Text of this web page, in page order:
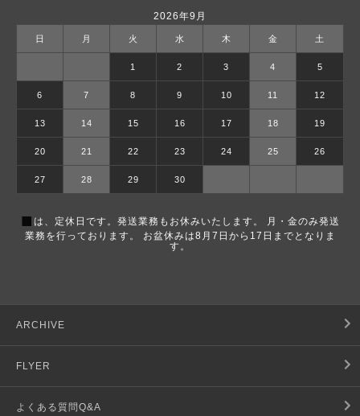
2026年9月
日 月 火 水 木 金 土
1 2 3 4 5
6 7 8 9 10 11 12
13 14 15 16 17 18 19
20 21 22 23 24 25 26
27 28 29 30
■ は、定休日です。発送業務もお休みいたします。 月・金のみ発送
業務を行っております。 お盆休みは8月7日から17日までとなりま
す。
ARCHIVE
FLYER
よくある質問Q&A